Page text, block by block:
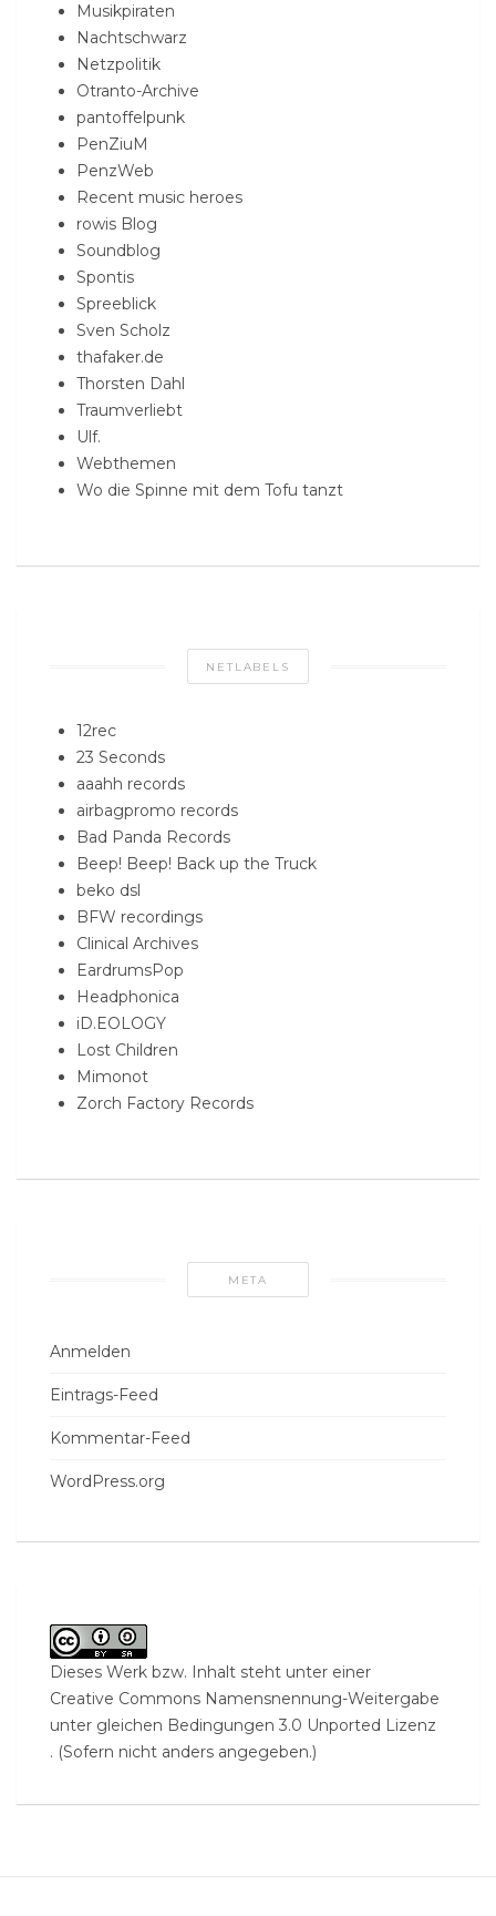
Musikpiraten
Nachtschwarz
Netzpolitik
Otranto-Archive
pantoffelpunk
PenZiuM
PenzWeb
Recent music heroes
rowis Blog
Soundblog
Spontis
Spreeblick
Sven Scholz
thafaker.de
Thorsten Dahl
Traumverliebt
Ulf.
Webthemen
Wo die Spinne mit dem Tofu tanzt
NETLABELS
12rec
23 Seconds
aaahh records
airbagpromo records
Bad Panda Records
Beep! Beep! Back up the Truck
beko dsl
BFW recordings
Clinical Archives
EardrumsPop
Headphonica
iD.EOLOGY
Lost Children
Mimonot
Zorch Factory Records
META
Anmelden
Eintrags-Feed
Kommentar-Feed
WordPress.org
Dieses Werk bzw. Inhalt steht unter einer
Creative Commons Namensnennung-Weitergabe
unter gleichen Bedingungen 3.0 Unported Lizenz
. (Sofern nicht anders angegeben.)